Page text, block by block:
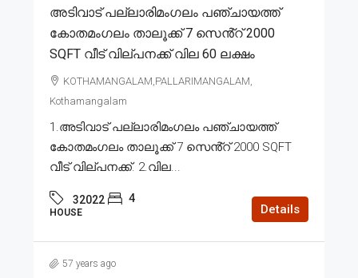
അടിവാട് പല്ലാരിമംഗലം പഞ്ചായത്ത്
കോതമംഗലം താലൂക്ക് 7 സെൻ്റ് 2000
SQFT വീട് വില്പനക്ക് വില 60 ലക്ഷം
KOTHAMANGALAM,PALLARIMANGALAM,
Kothamangalam
1.അടിവാട് പല്ലാരിമംഗലം പഞ്ചായത്ത്
കോതമംഗലം താലൂക്ക് 7 സെൻ്റ് 2000 SQFT
വീട് വില്പനക്ക്. 2.വില...
32022 4
HOUSE Details
57 years ago